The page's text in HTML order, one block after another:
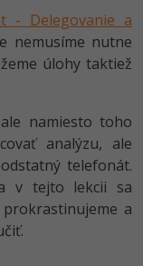
- Delegovanie a
nemusíme nutne
úlohy taktiež
namiesto toho
analýzu, ale
telefonát.
v tejto lekcii sa
a